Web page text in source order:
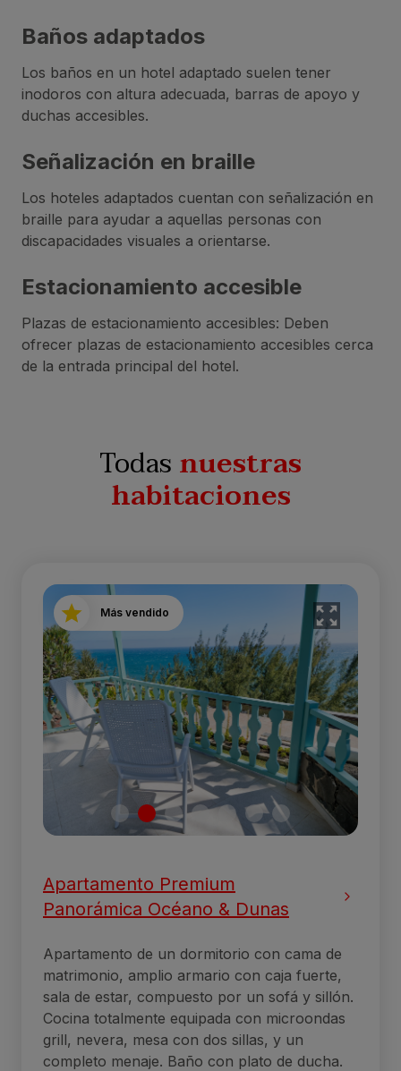
Baños adaptados
Los baños en un hotel adaptado suelen tener
inodoros con altura adecuada, barras de apoyo y
duchas accesibles.
Señalización en braille
Los hoteles adaptados cuentan con señalización en
braille para ayudar a aquellas personas con
discapacidades visuales a orientarse.
Estacionamiento accesible
Plazas de estacionamiento accesibles: Deben
ofrecer plazas de estacionamiento accesibles cerca
de la entrada principal del hotel.
Todasnuestras
habitaciones
Más vendido
Apartamento Premium
Panorámica Océano & Dunas
Apartamento de un dormitorio con cama de
matrimonio, amplio armario con caja fuerte,
sala de estar, compuesto por un sofá y sillón.
Cocina totalmente equipada con microondas
grill, nevera, mesa con dos sillas, y un
completo menaje. Baño con plato de ducha.